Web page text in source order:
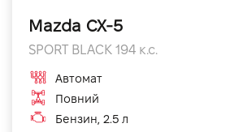
Mazda CX-5
SPORT BLACK 194 к.с.
Автомат
Повний
Бензин, 2.5 л